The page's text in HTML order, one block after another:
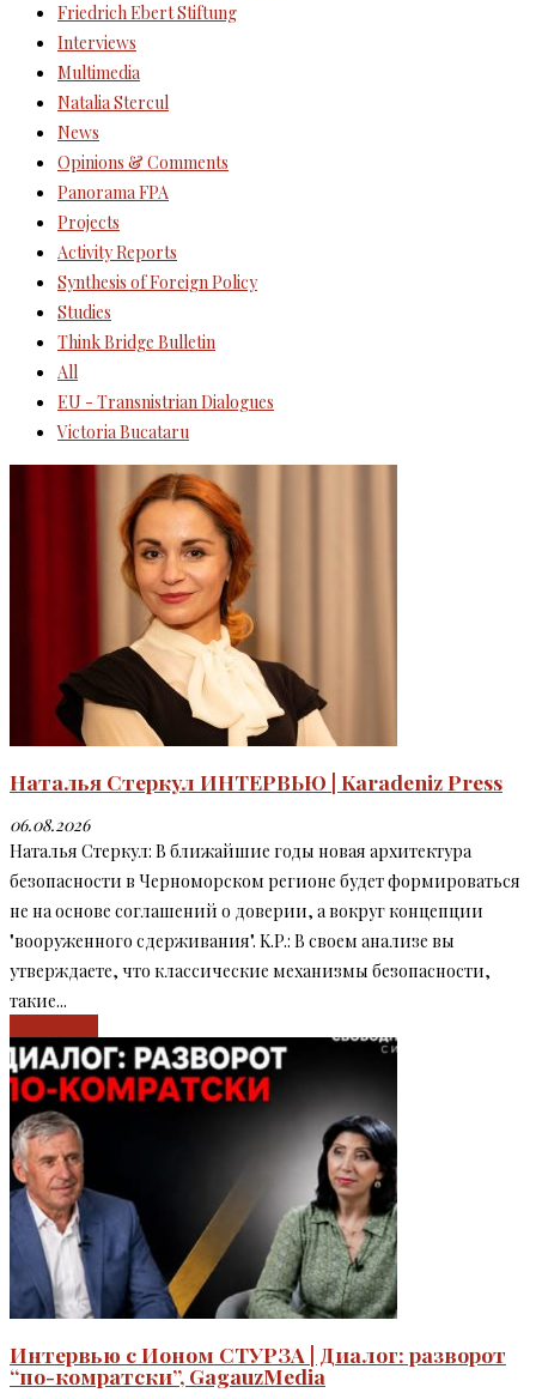
Friedrich Ebert Stiftung
Interviews
Multimedia
Natalia Stercul
News
Opinions & Comments
Panorama FPA
Projects
Activity Reports
Synthesis of Foreign Policy
Studies
Think Bridge Bulletin
All
EU - Transnistrian Dialogues
Victoria Bucataru
Наталья Стеркул ИНТЕРВЬЮ | Karadeniz Press
06.08.2026
Наталья Стеркул: В ближайшие годы новая архитектура
безопасности в Черноморском регионе будет формироваться
не на основе соглашений о доверии, а вокруг концепции
"вооруженного сдерживания". K.P.: В своем анализе вы
утверждаете, что классические механизмы безопасности,
такие...
Интервью c Ионом СТУРЗА | Диалог: разворот
“по-комратски”, GagauzMedia